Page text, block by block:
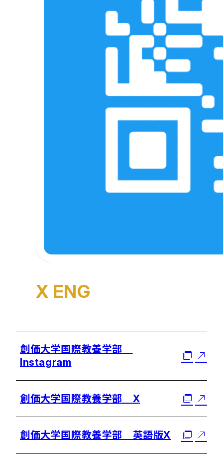
X ENG
創価大学国際教養学部
Instagram
創価大学国際教養学部 X
創価大学国際教養学部 英語版X